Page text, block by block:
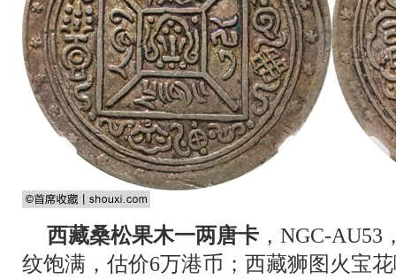
西藏桑松果木一两唐卡 ，NGC-
纹饱满，估价6万港币；西藏狮图火宝